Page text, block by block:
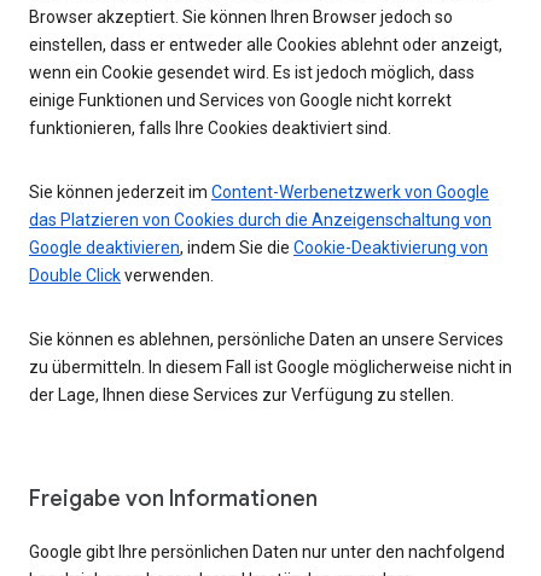
Browser akzeptiert. Sie können Ihren Browser jedoch so
einstellen, dass er entweder alle Cookies ablehnt oder anzeigt,
wenn ein Cookie gesendet wird. Es ist jedoch möglich, dass
einige Funktionen und Services von Google nicht korrekt
funktionieren, falls Ihre Cookies deaktiviert sind.
Sie können jederzeit im Content-Werbenetzwerk von Google
das Platzieren von Cookies durch die Anzeigenschaltung von
Google deaktivieren, indem Sie die Cookie-Deaktivierung von
Double Clickverwenden.
Sie können es ablehnen, persönliche Daten an unsere Services
zu übermitteln. In diesem Fall ist Google möglicherweise nicht in
der Lage, Ihnen diese Services zur Verfügung zu stellen.
Freigabe von Informationen
Google gibt Ihre persönlichen Daten nur unter den nachfolgend